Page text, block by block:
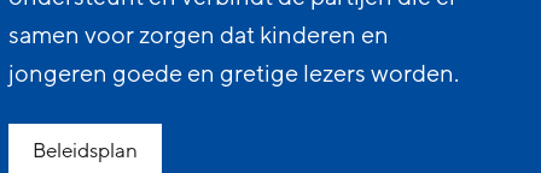
samen voor zorgen dat kinderen en
jongeren goede en gretige lezers worden.
Beleidsplan